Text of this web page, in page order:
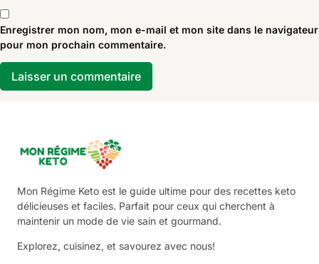
Enregistrer mon nom, mon e-mail et mon site dans le navigateur
pour mon prochain commentaire.
Mon Régime Keto est le guide ultime pour des recettes keto
délicieuses et faciles. Parfait pour ceux qui cherchent à
maintenir un mode de vie sain et gourmand.
Explorez, cuisinez, et savourez avec nous!